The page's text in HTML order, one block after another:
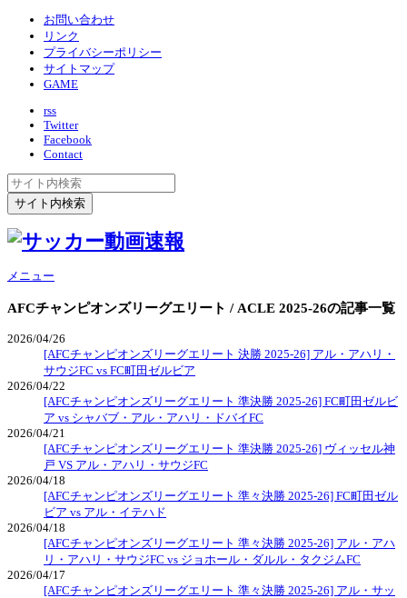
お問い合わせ
リンク
プライバシーポリシー
サイトマップ
GAME
rss
Twitter
Facebook
Contact
メニュー
AFCチャンピオンズリーグエリート / ACLE 2025-26の記事一覧
2026/04/26
[AFCチャンピオンズリーグエリート 決勝 2025-26] アル・アハリ・
サウジFC vs FC町田ゼルビア
2026/04/22
[AFCチャンピオンズリーグエリート 準決勝 2025-26] FC町田ゼルビ
ア vs シャバブ・アル・アハリ・ドバイFC
2026/04/21
[AFCチャンピオンズリーグエリート 準決勝 2025-26] ヴィッセル神
戸 VS アル・アハリ・サウジFC
2026/04/18
[AFCチャンピオンズリーグエリート 準々決勝 2025-26] FC町田ゼル
ビア vs アル・イテハド
2026/04/18
[AFCチャンピオンズリーグエリート 準々決勝 2025-26] アル・アハ
リ・アハリ・サウジFC vs ジョホール・ダルル・タクジムFC
2026/04/17
[AFCチャンピオンズリーグエリート 準々決勝 2025-26] アル・サッ